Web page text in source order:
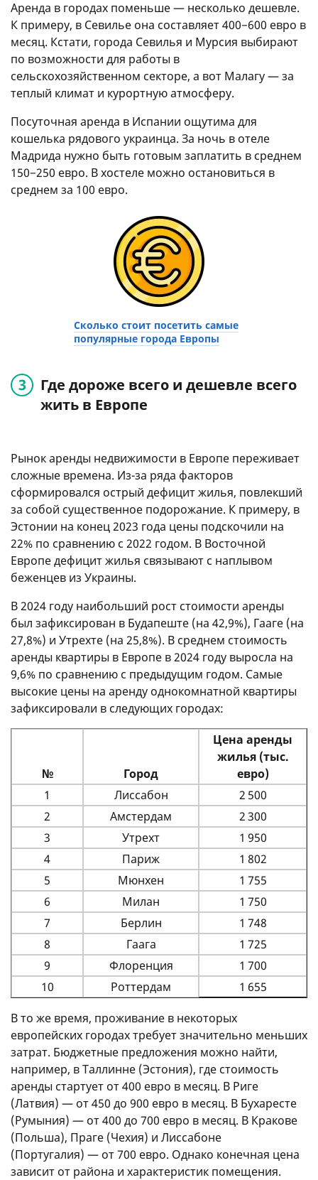
Аренда в городах поменьше — несколько дешевле.
К примеру, в Севилье она составляет 400−600 евро в
месяц. Кстати, города Севилья и Мурсия выбирают
по возможности для работы в
сельскохозяйственном секторе, а вот Малагу — за
теплый климат и курортную атмосферу.
Посуточная аренда в Испании ощутима для
кошелька рядового украинца. За ночь в отеле
Мадрида нужно быть готовым заплатить в среднем
150−250 евро. В хостеле можно остановиться в
среднем за 100 евро.
Сколько стоит посетить самые
популярные города Европы
Где дороже всего и дешевле всего
жить в Европе
Рынок аренды недвижимости в Европе переживает
сложные времена. Из-за ряда факторов
сформировался острый дефицит жилья, повлекший
за собой существенное подорожание. К примеру, в
Эстонии на конец 2023 года цены подскочили на
22% по сравнению с 2022 годом. В Восточной
Европе дефицит жилья связывают с наплывом
беженцев из Украины.
В 2024 году наибольший рост стоимости аренды
был зафиксирован в Будапеште (на 42,9%), Гааге (на
27,8%) и Утрехте (на 25,8%). В среднем стоимость
аренды квартиры в Европе в 2024 году выросла на
9,6% по сравнению с предыдущим годом. Самые
высокие цены на аренду однокомнатной квартиры
зафиксировали в следующих городах:
№ Город
Цена аренды
жилья (тыс.
евро)
1
Лиссабон
2 500
2
Амстердам
2 300
3
Утрехт
1 950
4
Париж
1 802
5
Мюнхен
1 755
6
Милан
1 750
7
Берлин
1 748
8
Гаага
1 725
9
Флоренция
1 700
10
Роттердам
1 655
В то же время, проживание в некоторых
европейских городах требует значительно меньших
затрат. Бюджетные предложения можно найти,
например, в Таллинне (Эстония), где стоимость
аренды стартует от 400 евро в месяц. В Риге
(Латвия) — от 450 до 900 евро в месяц. В Бухаресте
(Румыния) — от 400 до 700 евро в месяц. В Кракове
(Польша), Праге (Чехия) и Лиссабоне
(Португалия) — от 700 евро. Однако конечная цена
зависит от района и характеристик помещения.